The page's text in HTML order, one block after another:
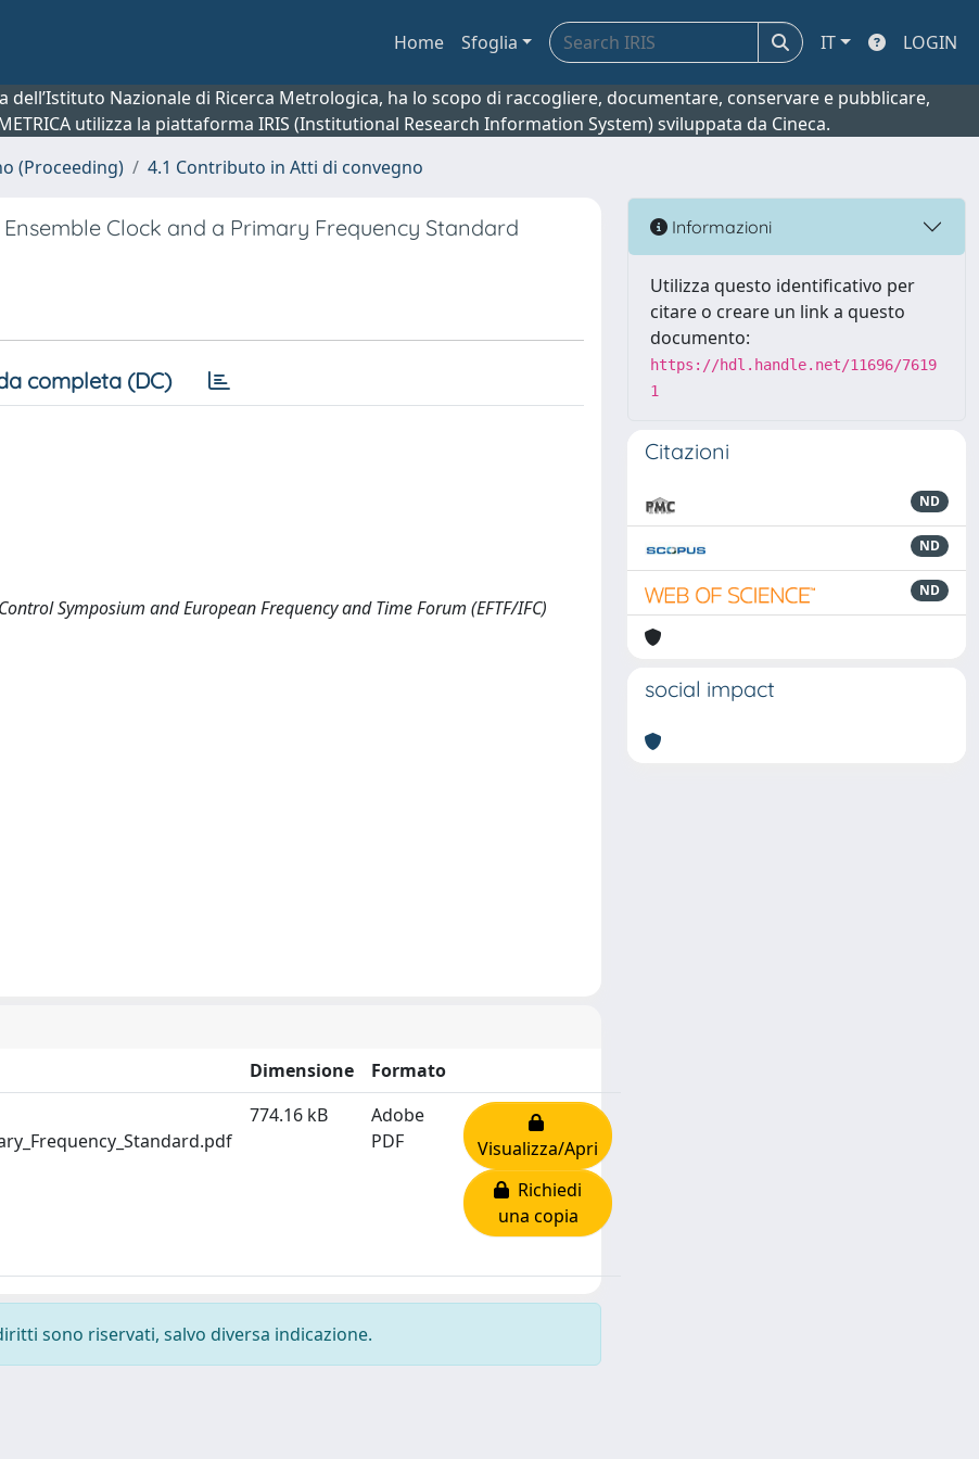
Home Sfoglia IT LOGIN
dell’Istituto Nazionale di Ricerca Metrologica, ha lo scopo di raccogliere, documentare, conservare e pubblicare,
utilizza la piattaforma IRIS (Institutional Research Information System) sviluppata da Cineca.
(Proceeding) 4.1 Contributo in Atti di convegno
Clock and a Primary Frequency Standard
completa (DC)
Symposium and European Frequency and Time Forum (EFTF/IFC)
Dimensione
Formato
774.16 kB
Adobe
PDF
Visualizza/Apri
Richiedi
una copia
sono riservati, salvo diversa indicazione.
Informazioni
Utilizza questo identificativo per
citare o creare un link a questo
documento:
https://hdl.handle.net/11696/7619
1
Citazioni
ND
ND
ND
social impact